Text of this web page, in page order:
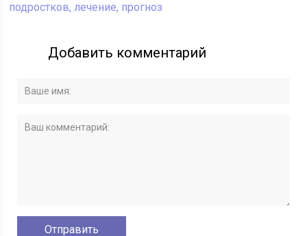
подростков, лечение, прогноз
Добавить комментарий